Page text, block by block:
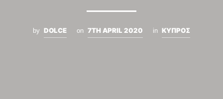
by DOLCE on 7TH APRIL 2020 in ΚΥΠΡΟΣ